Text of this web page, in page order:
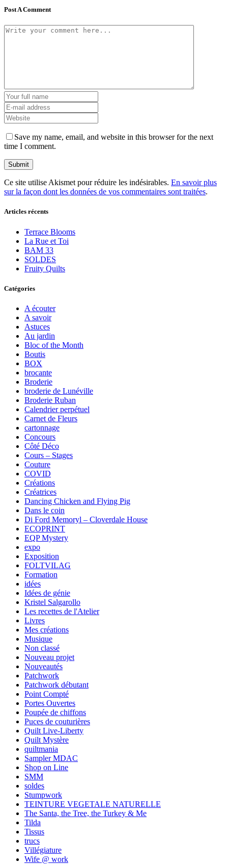
Post A Comment
Save my name, email, and website in this browser for the next
time I comment.
Ce site utilise Akismet pour réduire les indésirables. En savoir plus
sur la façon dont les données de vos commentaires sont traitées.
Articles récents
Terrace Blooms
La Rue et Toi
BAM 33
SOLDES
Fruity Quilts
Catégories
A écouter
A savoir
Astuces
Au jardin
Bloc of the Month
Boutis
BOX
brocante
Broderie
broderie de Lunéville
Broderie Ruban
Calendrier perpétuel
Carnet de Fleurs
cartonnage
Concours
Côté Déco
Cours – Stages
Couture
COVID
Créations
Créatrices
Dancing Chicken and Flying Pig
Dans le coin
Di Ford Memoryl – Cloverdale House
ECOPRINT
EQP Mystery
expo
Exposition
FOLTVILAG
Formation
idées
Idées de génie
Kristel Salgarollo
Les recettes de l'Atelier
Livres
Mes créations
Musique
Non classé
Nouveau projet
Nouveautés
Patchwork
Patchwork débutant
Point Compté
Portes Ouvertes
Poupée de chiffons
Puces de couturières
Quilt Live-Liberty
Quilt Mystère
quiltmania
Sampler MDAC
Shop on Line
SMM
soldes
Stumpwork
TEINTURE VEGETALE NATURELLE
The Santa, the Tree, the Turkey & Me
Tilda
Tissus
trucs
Villégiature
Wife @ work